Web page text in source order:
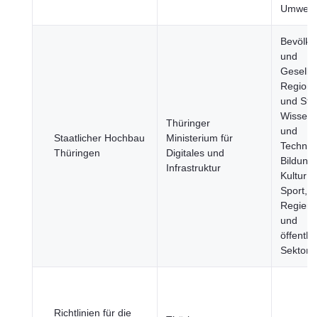
Umwelt
Staatlicher Hochbau
Thüringen
Thüringer
Ministerium für
Digitales und
Infrastruktur
und
und
und
Bildung,
Kultur
Sport,
und
Sektor
Richtlinien für die